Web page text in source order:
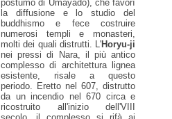
postumo di Umayado), che favorì
la diffusione e lo studio del
buddhismo e fece costruire
numerosi templi e monasteri,
molti dei quali distrutti. L'Horyu-ji
nei pressi di Nara, il più antico
complesso di architettura lignea
esistente, risale a questo
periodo. Eretto nel 607, distrutto
da un incendio nel 670 circa e
ricostruito all'inizio dell'VIII